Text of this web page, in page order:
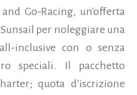
Go-Racing, un'offerta
per noleggiare una
inclusive con o senza
speciali. Il pacchetto
quota d’iscrizione